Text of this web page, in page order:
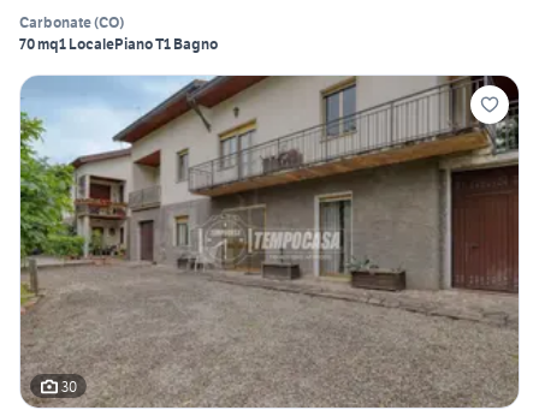
Carbonate(CO)
70 mq1 LocalePiano T1 Bagno
30